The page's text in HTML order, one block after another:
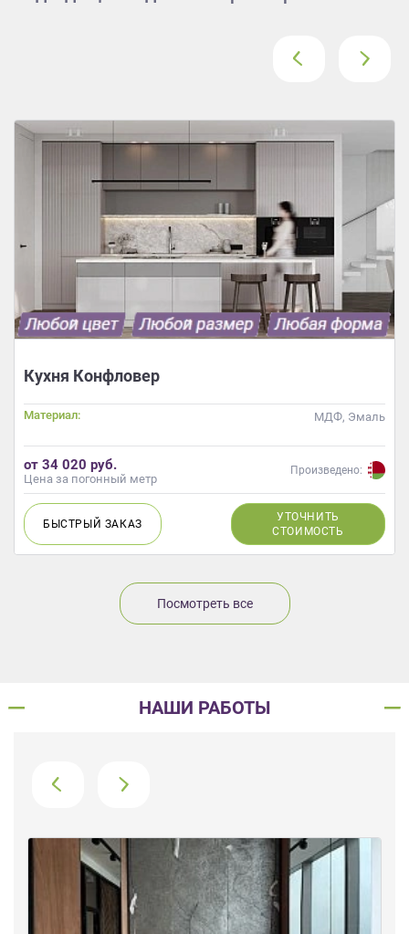
Кухня Конфловер
Материал: МДФ, Эмаль
от 34 020 руб.
Цена за погонный метр
Произведено:
БЫСТРЫЙ ЗАКАЗ
УТОЧНИТЬ
СТОИМОСТЬ
Посмотреть все
НАШИ РАБОТЫ